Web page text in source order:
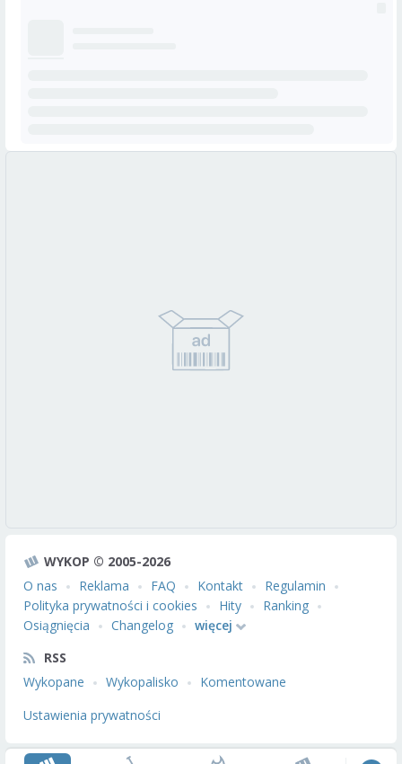
WYKOP © 2005-2026
O nas
Reklama FAQ Kontakt
Regulamin
Polityka prywatności i cookies
Hity
Ranking
Osiągnięcia
Changelog
więcej
RSS
Wykopane
Wykopalisko
Komentowane
Ustawienia prywatności